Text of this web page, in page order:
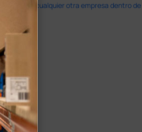
que en cualquier otra empresa dentro de